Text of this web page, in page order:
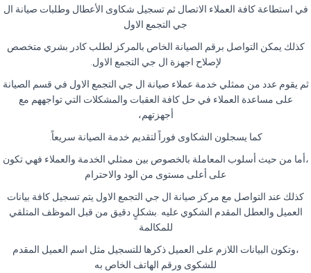
في استطاعة كافة العملاء الاتصال ثم تسجيل شكاوى الأعطال وطلبات صيانة ال
جي التجمع الاول
كذلك يمكن التواصل برقم الصيانة الخاص بالمركز لطلب كادر بشري متخصص
لإصلاح اجهزة ال جي التجمع الاول.
ثم يقوم عدد من ممثلي خدمة عملاء صيانة ال جي التجمع الاول في قسم الصيانة
على مساعدة العملاء في حل كافة العقبات والمشكلات التي تواجههم مع
أجهزتهم،
كما يسجلون الشكاوى فوراً لتقديم خدمة الصيانة سريعاً.
،أما من حيث أسلوب المعاملة بالخصوص بين ممثلي الخدمة والعملاء فهي تكون
على أعلى مستوى من الود والاحترام
كذلك عند التواصل مع مركز صيانة ال جي التجمع الاول يتم تسجيل كافة بيانات
العميل والعطل المقدم الشكوي عليه .بشكلٍ دقيق من قبل الموظف المتلقي
للمكالمة
،وتكون البيانات اللازم على العميل ذكرها للتسجيل مثل اسم العميل المقدم
للشكوى ورقم الهاتف الخاص به